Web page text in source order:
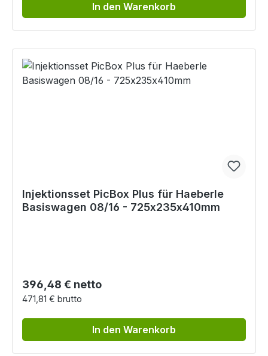
In den Warenkorb
Injektionsset PicBox Plus für Haeberle
Basiswagen 08/16 - 725x235x410mm
Regulärer Preis:
396,48 € netto
471,81 € brutto
In den Warenkorb